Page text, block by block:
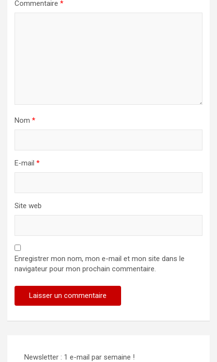
Commentaire *
Nom *
E-mail *
Site web
Enregistrer mon nom, mon e-mail et mon site dans le
navigateur pour mon prochain commentaire.
Newsletter : 1 e-mail par semaine !